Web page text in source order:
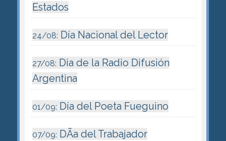
Estados
24/08: Día Nacional del Lector
27/08: Dia de la Radio Difusión
Argentina
01/09: Día del Poeta Fueguino
07/09: DÃ­a del Trabajador